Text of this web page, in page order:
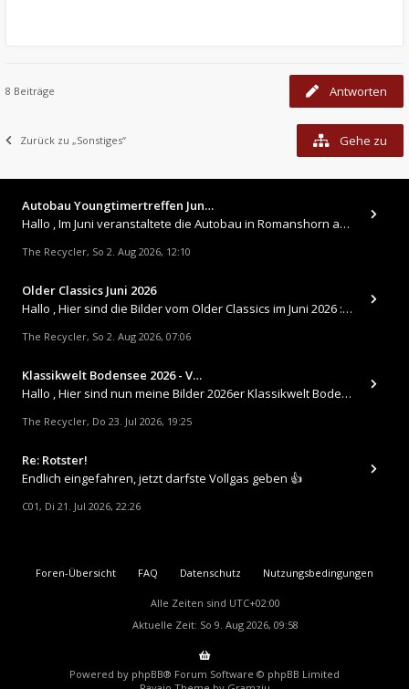
8 Beiträge Antworten
Zurück zu „Sonstiges“ Gehe zu
Autobau Youngtimertreffen Jun…
Hallo , Im Juni veranstaltete die Autobau in Romanshorn auf ihrem Gelände ein kleines Youngtimertreffen : https://up.
The Recycler, So 2. Aug 2026, 12:10
Older Classics Juni 2026
​Hallo , Hier sind die Bilder vom Older Classics im Juni 2026 : https://up.picr.de/51155940wd.jpg https://up.pic
The Recycler, So 2. Aug 2026, 07:06
Klassikwelt Bodensee 2026 - V…
Hallo , Hier sind nun meine Bilder 2026er Klassikwelt Bodensee 😀 https://up.picr.de/51125547rb.jpg https://up.pi
The Recycler, Do 23. Jul 2026, 19:25
Re: Rotster!
Endlich eingefahren, jetzt darfste Vollgas geben 👍
C01, Di 21. Jul 2026, 22:26
Foren-Übersicht FAQ Datenschutz Nutzungsbedingungen
Alle Zeiten sind UTC+02:00
Aktuelle Zeit: So 9. Aug 2026, 09:58
Powered by phpBB® Forum Software © phpBB Limited